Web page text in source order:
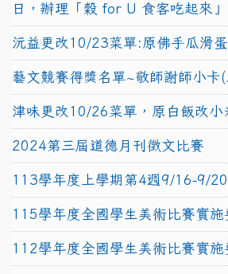
日，辦理「穀 for U 食客吃起來
沅益更改10/23菜單:原佛手瓜滑
藝文競賽得獎名單~敬師謝師小卡(
津味更改10/26菜單，原白飯改小
2024第三屆道德月刊徵文比賽
113學年度上學期第4週9/16-9/
115學年度全國學生美術比賽實施
112學年度全國學生美術比賽實施